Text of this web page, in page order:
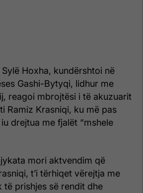
Hoxha, kundërshtoi në
Gashi-Bytyqi, lidhur me
reagoi mbrojtësi i të akuzuarit
Ramiz Krasniqi, ku më pas
drejtua me fjalët “mshele
mori aktvendim që
t’i tërhiqet vërejtja me
të prishjes së rendit dhe